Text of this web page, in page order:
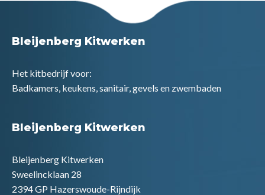
Bleijenberg Kitwerken
Het kitbedrijf voor:
Badkamers, keukens, sanitair, gevels en zwembaden
Bleijenberg Kitwerken
Bleijenberg Kitwerken
Sweelincklaan 28
2394 GP Hazerswoude-Rijndijk